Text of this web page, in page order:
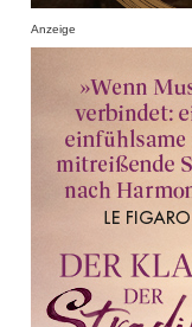
Anzeige